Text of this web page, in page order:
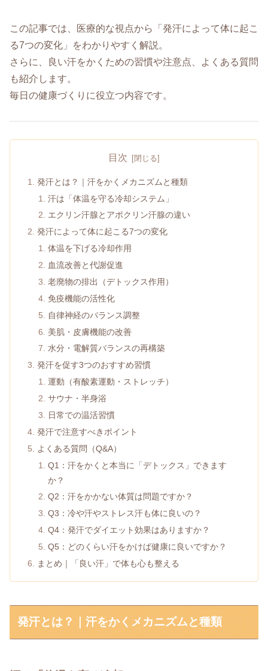
この記事では、医療的な視点から「発汗によって体に起こ
る7つの変化」をわかりやすく解説。
さらに、良い汗をかくための習慣や注意点、よくある質問
も紹介します。
毎日の健康づくりに役立つ内容です。
目次
発汗とは？｜汗をかくメカニズムと種類
汗は「体温を守る冷却システム」
エクリン汗腺とアポクリン汗腺の違い
発汗によって体に起こる7つの変化
体温を下げる冷却作用
血流改善と代謝促進
老廃物の排出（デトックス作用）
免疫機能の活性化
自律神経のバランス調整
美肌・皮膚機能の改善
水分・電解質バランスの再構築
発汗を促す3つのおすすめ習慣
運動（有酸素運動・ストレッチ）
サウナ・半身浴
日常での温活習慣
発汗で注意すべきポイント
よくある質問（Q&A）
Q1：汗をかくと本当に「デトックス」できます
か？
Q2：汗をかかない体質は問題ですか？
Q3：冷や汗やストレス汗も体に良いの？
Q4：発汗でダイエット効果はありますか？
Q5：どのくらい汗をかけば健康に良いですか？
まとめ｜「良い汗」で体も心も整える
発汗とは？｜汗をかくメカニズムと種類